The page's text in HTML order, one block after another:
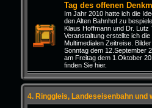
Tag des offenen
Im Jahr 2010 hatte ich die
den Alten Bahnhof zu
Klaus Hoffmann und Dr.
Veranstaltung erstellte ich
Multimedialen Zeitreise.
Sonntag dem 12.September
am Freitag dem 1.Oktober
finden Sie hier.
4. Ringgleis, Landeseisenbahn